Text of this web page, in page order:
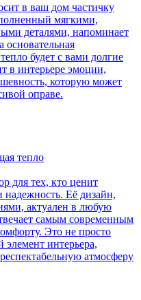
в ваш дом частичку
мягкими,
деталями, напоминает
основательная
будет с вами долгие
в интерьере эмоции,
которую может
оправе.
тепло
для тех, кто ценит
Её дизайн,
актуален в любую
самым современным
Это не просто
интерьера,
атмосферу